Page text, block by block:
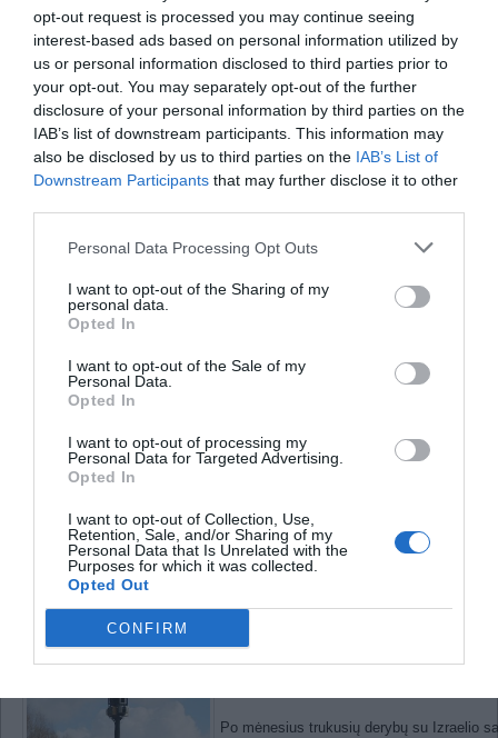
opt-out request is processed you may continue seeing
interest-based ads based on personal information utilized by
us or personal information disclosed to third parties prior to
your opt-out. You may separately opt-out of the further
disclosure of your personal information by third parties on the
IAB’s list of downstream participants. This information may
also be disclosed by us to third parties on the IAB’s List of
Downstream Participants that may further disclose it to other
Personal Data Processing Opt Outs
I want to opt-out of the Sharing of my
personal data.
Opted In
I want to opt-out of the Sale of my
Personal Data.
Opted In
I want to opt-out of processing my
Personal Data for Targeted Advertising.
Opted In
I want to opt-out of Collection, Use,
Retention, Sale, and/or Sharing of my
Personal Data that Is Unrelated with the
Purposes for which it was collected.
Opted Out
CONFIRM
Vokiečių mokslininkai pristatė „išmaniųjų“
Ar jums atsibodo keisti padangas vos tik
nuolat užklumpa besikeičiančios oro
šios problemos greitu metu liks praeityje.
mašina važiuoja. „Šiuo metu, renkantis
efektyvumo […]
Nemirtingumo paslaptį atskleidusi Nobelio
gimtadienį
Ar Dr. Rita Levi-Montalcini atskleidė
atšventė savo 103 gimtadienį, rašo
sugebėjimai yra didesni nei būnant
patyrimų“, – sakė mokslininkė. Gali būti,
„Google Street View“ paslauga pasiekė ir
Po mėnesius trukusių derybų su Izraelio